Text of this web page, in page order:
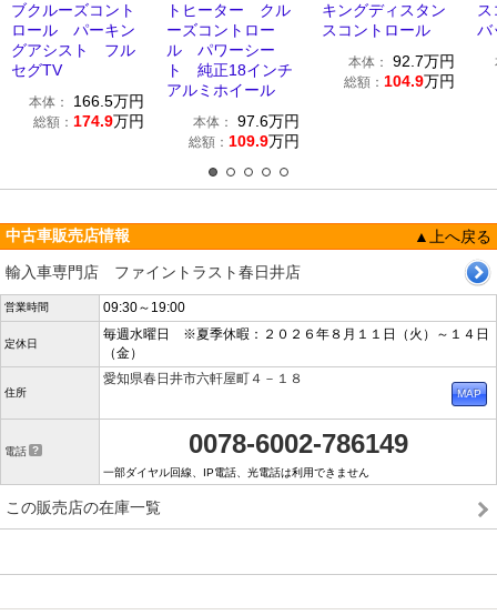
ブクルーズコント
ロール パーキン
グアシスト フル
セグTV
本体： 166.5万円
総額： 174.9万円
トヒーター クル
ーズコントロー
ル パワーシー
ト 純正18インチ
アルミホイール
本体： 97.6万円
総額： 109.9万円
キングディスタン
スコントロール
本体： 92.7万円
総額： 104.9万円
バ
中古車販売店情報
▲上へ戻る
輸入車専門店 ファイントラスト春日井店
営業時間 09:30～19:00
定休日
毎週水曜日 ※夏季休暇：２０２６年８月１１日（火）～１４日
（金）
住所
愛知県春日井市六軒屋町４－１８
電話 0078-6002-786149
一部ダイヤル回線、IP電話、光電話は利用できません
この販売店の在庫一覧